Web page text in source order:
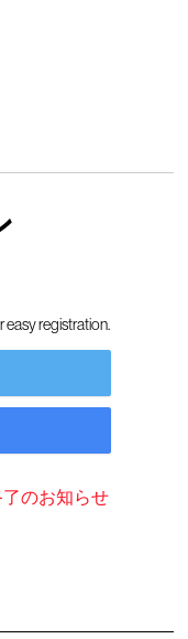
easy registration.
了のお知らせ